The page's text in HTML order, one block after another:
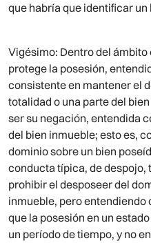
que habría que identificar
Vigésimo: Dentro del
protege la posesión,
consistente en mantener el
totalidad o una parte del
ser su negación, entendida
del bien inmueble; esto es,
dominio sobre un bien
conducta típica, de despojo,
prohibir el desposeer del
inmueble, pero entendiendo
que la posesión en un
un período de tiempo, y no